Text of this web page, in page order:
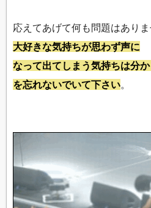
応えてあげて何も問題はありま
大好きな気持ちが思わず声に
なって出てしまう気持ちは分
を忘れないでいて下さい。